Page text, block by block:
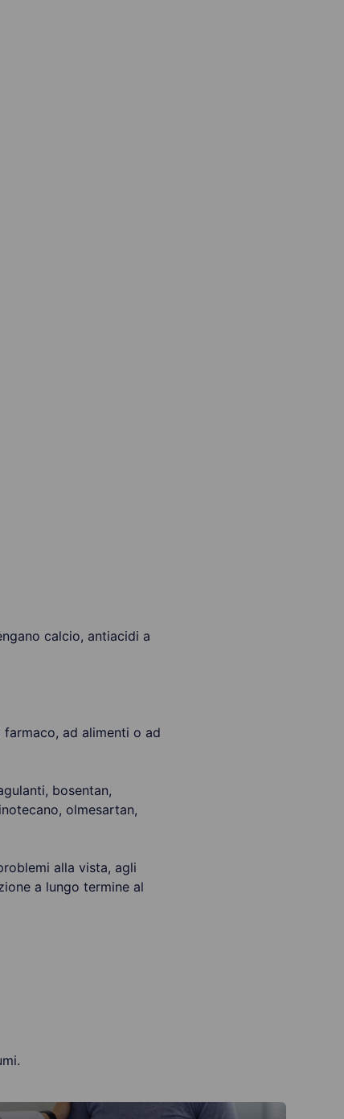
calcio, antiacidi a
ad alimenti o ad
bosentan,
olmesartan,
alla vista, agli
a lungo termine al